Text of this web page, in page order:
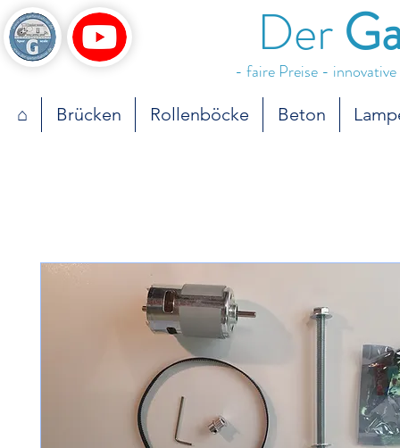
Der
- faire Preise -
⌂ Brücken Rollenböcke Beton